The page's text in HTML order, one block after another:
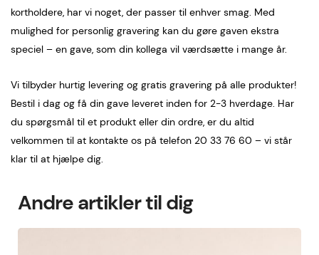
kortholdere, har vi noget, der passer til enhver smag. Med
mulighed for personlig gravering kan du gøre gaven ekstra
speciel – en gave, som din kollega vil værdsætte i mange år.
Vi tilbyder hurtig levering og gratis gravering på alle produkter!
Bestil i dag og få din gave leveret inden for 2-3 hverdage. Har
du spørgsmål til et produkt eller din ordre, er du altid
velkommen til at kontakte os på telefon 20 33 76 60 – vi står
klar til at hjælpe dig.
Andre artikler til dig